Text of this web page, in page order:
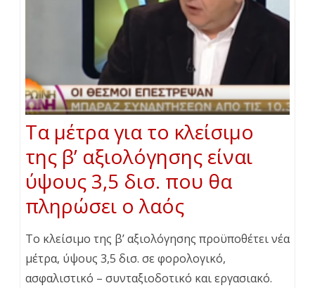
Τα μέτρα για το κλείσιμο
της β’ αξιολόγησης είναι
ύψους 3,5 δισ. που θα
πληρώσει ο λαός
Το κλείσιμο της β’ αξιολόγησης προϋποθέτει νέα
μέτρα, ύψους 3,5 δισ. σε φορολογικό,
ασφαλιστικό – συνταξιοδοτικό και εργασιακό.